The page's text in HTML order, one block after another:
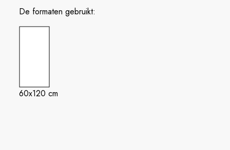
De formaten gebruikt:
60x120 cm